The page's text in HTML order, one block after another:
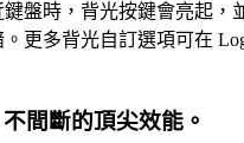
盤時，背光按鍵會亮起，
更多背光自訂選項可在
間斷的頂尖效能。